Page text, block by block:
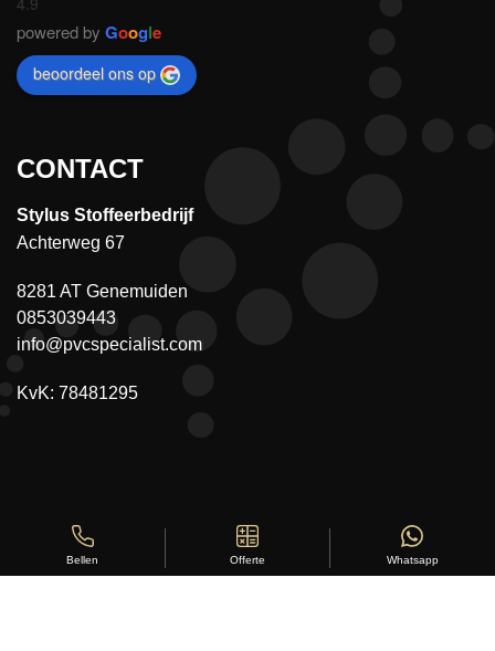
powered by Google
beoordeel ons op
CONTACT
Stylus Stoffeerbedrijf
Achterweg 67
8281 AT Genemuiden
0853039443
info@pvcspecialist.com
KvK: 78481295
Bellen Offerte Whatsapp